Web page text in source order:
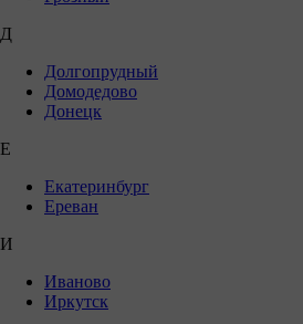
Д
Долгопрудный
Домодедово
Донецк
Е
Екатеринбург
Ереван
И
Иваново
Иркутск